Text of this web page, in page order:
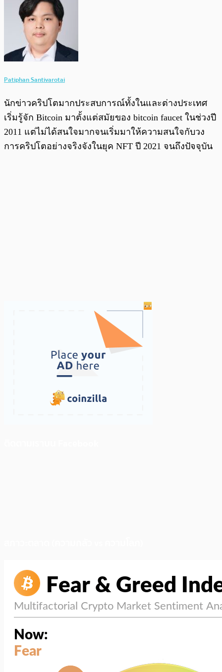
Patiphan Santivarotai
นักข่าวคริปโตมากประสบการณ์ทั้งในและต่างประเทศ
เริ่มรู้จัก Bitcoin มาตั้งแต่สมัยของ bitcoin faucet ในช่วงปี
2011 แต่ไม่ได้สนใจมากจนเริ่มมาให้ความสนใจกับวง
การคริปโตอย่างจริงจังในยุค NFT ปี 2021 จนถึงปัจจุบัน